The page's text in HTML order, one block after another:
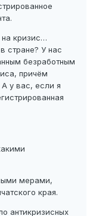
кризис…
стране? У нас
безработным
причём
у вас, если я
мерами,
края.
антикризисных